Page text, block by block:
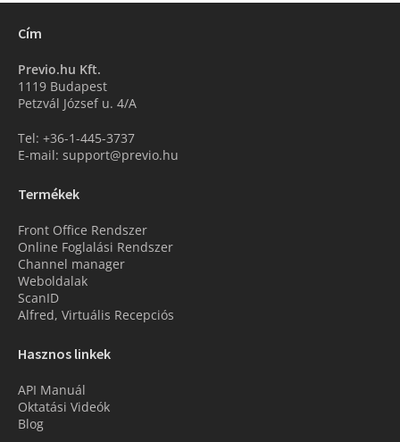
Cím
Previo.hu Kft.
1119 Budapest
Petzvál József u. 4/A
Tel: +36-1-445-3737
E-mail: support@previo.hu
Termékek
Front Office Rendszer
Online Foglalási Rendszer
Channel manager
Weboldalak
ScanID
Alfred, Virtuális Recepciós
Hasznos linkek
API Manuál
Oktatási Videók
Blog